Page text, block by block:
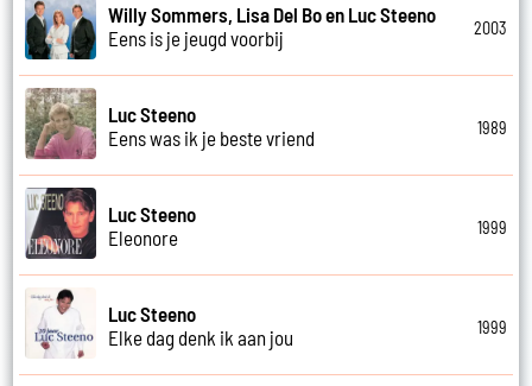
Willy Sommers, Lisa Del Bo en Luc Steeno
Eens is je jeugd voorbij
2003
Luc Steeno
Eens was ik je beste vriend
1989
Luc Steeno
Eleonore
1999
Luc Steeno
Elke dag denk ik aan jou
1999